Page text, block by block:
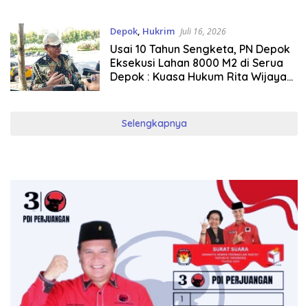
Depok, Hukrim Juli 16, 2026
Usai 10 Tahun Sengketa, PN Depok
Eksekusi Lahan 8000 M2 di Serua
Depok : Kuasa Hukum Rita Wijaya
Selengkapnya